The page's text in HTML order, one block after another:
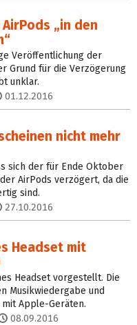
„in den
Veröffentlichung der
Grund für die Verzögerung
unklar.
01.12.2016
nicht mehr
sich der für Ende Oktober
AirPods verzögert, da die
sind.
27.10.2016
Headset mit
Headset vorgestellt. Die
Musikwiedergabe und
Apple-Geräten.
08.09.2016